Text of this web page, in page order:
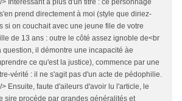
> Intéressant à plus d'un titre : ce personnage
prend directement à moi (style que diriez-
si on couchait avec une jeune file de votre
de 13 ans : outre le côté assez ignoble de<br
question, il démontre une incapacité àe
ce qu'est la justice), commence par une
vérité : il ne s'agit pas d'un acte de pédophilie.
> Ensuite, faute d'aileurs d'avoir lu l'article, le
sire procéde par grandes généralités et